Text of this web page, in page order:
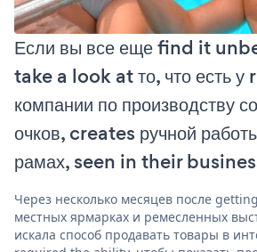
Если вы все еще find it
take a look at то, что есть
компании по производству
очков, creates ручной
рамах, seen in their
Через несколько месяцев после
местных ярмарках и ремесленных
искала способ продавать товары в